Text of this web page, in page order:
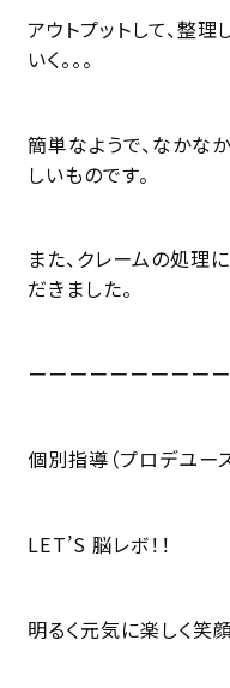
アウトプットして、整
いく。。。
簡単なようで、なかな
しいものです。
また、クレームの処理
だきました。
ーーーーーーーーー
個別指導（プロデユー
LET’S 脳レボ！！
明るく元気に楽しく笑顔